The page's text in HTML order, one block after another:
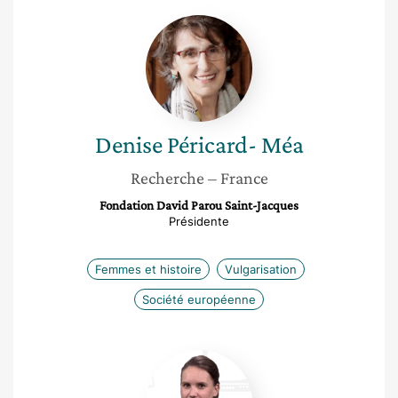
Denise
Péricard-
Méa
Denise Péricard- Méa
Recherche – France
Fondation David Parou Saint-Jacques
Présidente
Femmes et histoire Vulgarisation
Société européenne
Géraldine
Poels